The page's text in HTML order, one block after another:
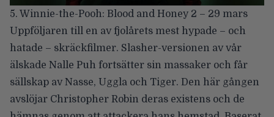
5. Winnie-the-Pooh: Blood and Honey 2 – 29 mars
Uppföljaren till en av fjolårets mest hypade – och
hatade – skräckfilmer. Slasher-versionen av vår
älskade Nalle Puh fortsätter sin massaker och får
sällskap av Nasse, Uggla och Tiger. Den här gången
avslöjar Christopher Robin deras existens och de